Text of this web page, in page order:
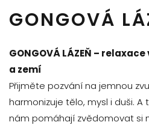
GONGOVÁ
GONGOVÁ LÁZEŇ –
a zemí
Přijměte pozvání na jemnou
harmonizuje tělo, mysl i duši. A
nám pomáhají zvědomovat si